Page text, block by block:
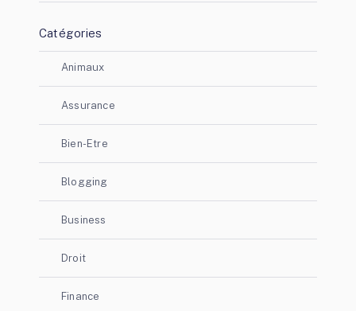
Catégories
Animaux
Assurance
Bien-Etre
Blogging
Business
Droit
Finance